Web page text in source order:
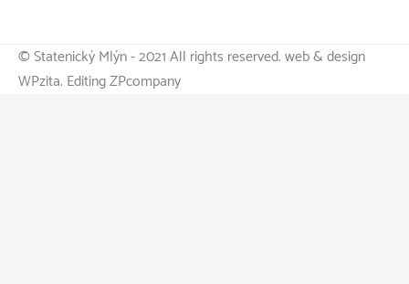
© Statenický Mlýn - 2021 All rights reserved. web & design
WPzita. Editing ZPcompany